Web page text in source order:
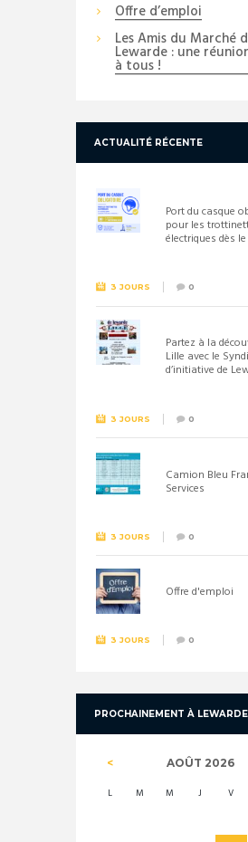
Offre d’emploi
Les Amis du Marché
Lewarde : une
à tous !
ACTUALITÉ RÉCENTE
Port du casque
pour les
électriques dès le
3 JOURS 0
Partez à la
Lille avec le
d’initiative de
3 JOURS 0
Camion Bleu
Services
3 JOURS 0
Offre d'emploi
3 JOURS 0
PROCHAINEMENT À LEWARDE
AOÛT 2026
L M M J V